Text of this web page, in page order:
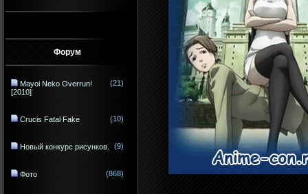
Форум
Mayoi Neko Overrun!
[2010]
(21)
Crucis Fatal Fake (10)
Новый конкурс рисунков. (9)
Фото (868)